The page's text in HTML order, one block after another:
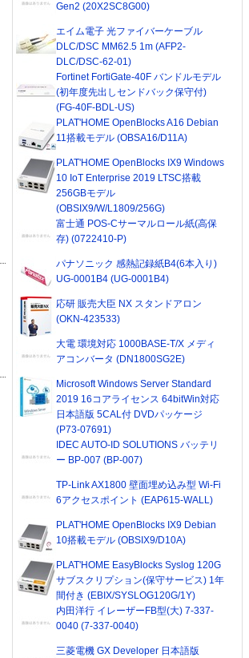
Gen2 (20X2SC8G00)
エイム電子 光ファイバーケーブル
DLC/DSC MM62.5 1m (AFP2-
DLC/DSC-62-01)
Fortinet FortiGate-40F バンドルモデル
(初年度先出しセンドバック保守付)
(FG-40F-BDL-US)
PLAT'HOME OpenBlocks A16 Debian
11搭載モデル (OBSA16/D11A)
PLAT'HOME OpenBlocks IX9 Windows
10 IoT Enterprise 2019 LTSC搭載
256GBモデル
(OBSIX9/W/L1809/256G)
富士通 POS-Cサーマルロール紙(高保
存) (0722410-P)
パナソニック 感熱記録紙B4(6本入り)
UG-0001B4 (UG-0001B4)
応研 販売大臣 NX スタンドアロン
(OKN-423533)
大電 環境対応 1000BASE-T/X メディ
アコンバータ (DN1800SG2E)
Microsoft Windows Server Standard
2019 16コアライセンス 64bitWin対応
日本語版 5CAL付 DVDパッケージ
(P73-07691)
IDEC AUTO-ID SOLUTIONS バッテリ
ー BP-007 (BP-007)
TP-Link AX1800 壁面埋め込み型 Wi-Fi
6アクセスポイント (EAP615-WALL)
PLAT'HOME OpenBlocks IX9 Debian
10搭載モデル (OBSIX9/D10A)
PLAT'HOME EasyBlocks Syslog 120G
サブスクリプション(保守サービス) 1年
間付き (EBIX/SYSLOG120G/1Y)
内田洋行 イレーザーFB型(大) 7-337-
0040 (7-337-0040)
三菱電機 GX Developer 日本語版